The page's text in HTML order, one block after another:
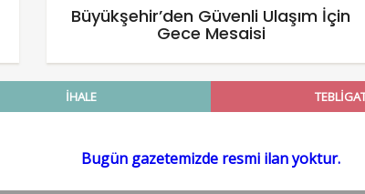
Büyükşehir’den Güvenli Ulaşım İçin
Gece Mesaisi